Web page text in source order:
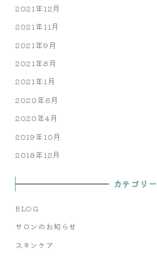
2021年12月
2021年11月
2021年9月
2021年8月
2021年1月
2020年6月
2020年4月
2019年10月
2018年12月
カテゴリー
BLOG
サロンのお知らせ
スキンケア